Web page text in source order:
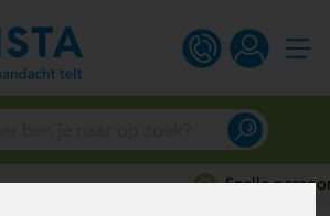
Snelle persoonlijke service